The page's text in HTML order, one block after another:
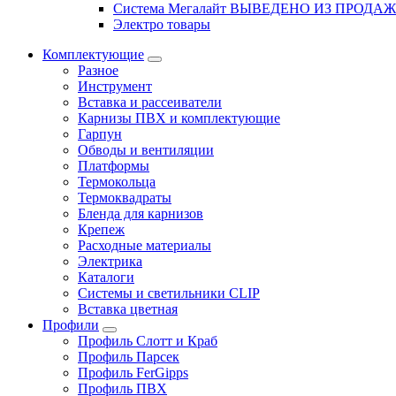
Система Мегалайт ВЫВЕДЕНО ИЗ
Электро товары
Комплектующие
Разное
Инструмент
Вставка и рассеиватели
Карнизы ПВХ и комплектующие
Гарпун
Обводы и вентиляции
Платформы
Термокольца
Термоквадраты
Бленда для карнизов
Крепеж
Расходные материалы
Электрика
Каталоги
Системы и светильники CLIP
Вставка цветная
Профили
Профиль Слотт и Краб
Профиль Парсек
Профиль FerGipps
Профиль ПВХ